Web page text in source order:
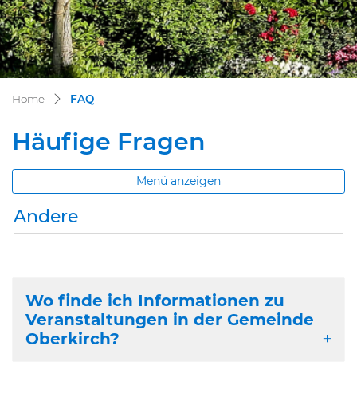
Home FAQ(ausgewählt)
Häufige Fragen
Menü anzeigen
Andere
Zugehörige Objekte
Wo finde ich Informationen zu
Veranstaltungen in der Gemeinde
Oberkirch?
Zugehörige Objekte
Zugehörige Objekte
Zugehörige Objekte
Zugehörige Objekte